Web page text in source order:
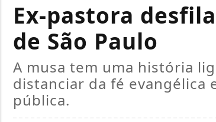
Ex-pastora
de São Paulo
A musa tem uma história
distanciar da fé evangélica
pública.